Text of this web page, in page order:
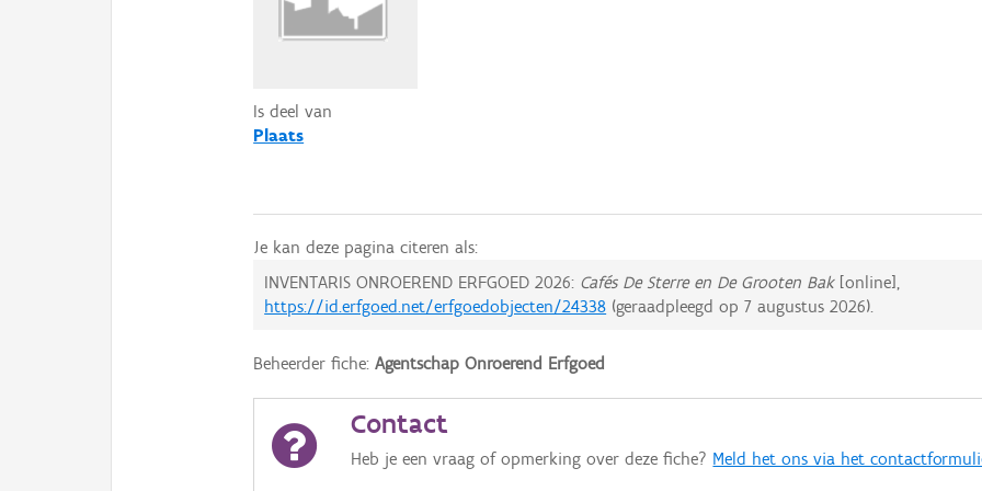
Is deel van
Plaats
Je kan deze pagina citeren als:
INVENTARIS ONROEREND ERFGOED 2026: Cafés De Sterre en De Grooten Bak[online],
https://id.erfgoed.net/erfgoedobjecten/24338 (geraadpleegd op7 augustus 2026).
Beheerder fiche:Agentschap Onroerend Erfgoed
Contact
Heb je een vraag of opmerking over deze fiche? Meld het ons via het